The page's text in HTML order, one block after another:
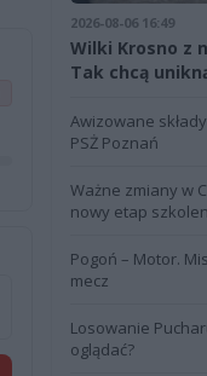
2026-08-06 16:49
Wilki Krosno z
Tak chcą
Awizowane
PSŻ Poznań
Ważne zmiany w
nowy etap
Pogoń – Motor.
mecz
Losowanie
oglądać?